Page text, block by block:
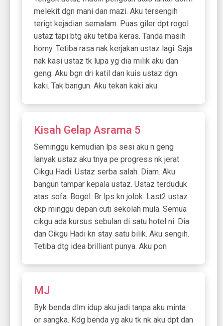
melekit dgn mani dan mazi. Aku tersengih
terigt kejadian semalam. Puas giler dpt rogol
ustaz tapi btg aku tetiba keras. Tanda masih
horny. Tetiba rasa nak kerjakan ustaz lagi. Saja
nak kasi ustaz tk lupa yg dia milik aku dan
geng. Aku bgn dri katil dan kuis ustaz dgn
kaki. Tak bangun. Aku tekan kaki aku
Kisah Gelap Asrama 5
Seminggu kemudian lps sesi aku n geng
lanyak ustaz aku tnya pe progress nk jerat
Cikgu Hadi. Ustaz serba salah. Diam. Aku
bangun tampar kepala ustaz. Ustaz terduduk
atas sofa. Bogel. Br lps kn jolok. Last2 ustaz
ckp minggu depan cuti sekolah mula. Semua
cikgu ada kursus sebulan di satu hotel ni. Dia
dan Cikgu Hadi kn stay satu bilik. Aku sengih.
Tetiba dtg idea brilliant punya. Aku pon
MJ
Byk benda dlm idup aku jadi tanpa aku minta
or sangka. Kdg benda yg aku tk nk aku dpt dan